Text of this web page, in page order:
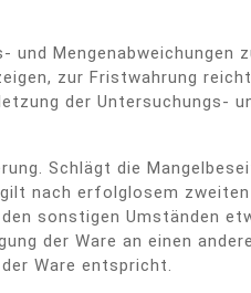
Mengenabweichungen
zur Fristwahrung
der Untersuchungs-
Schlägt die
nach erfolglosem
sonstigen Umständen
der Ware an einen
Ware entspricht.